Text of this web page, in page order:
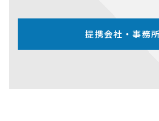
提携会社・事務